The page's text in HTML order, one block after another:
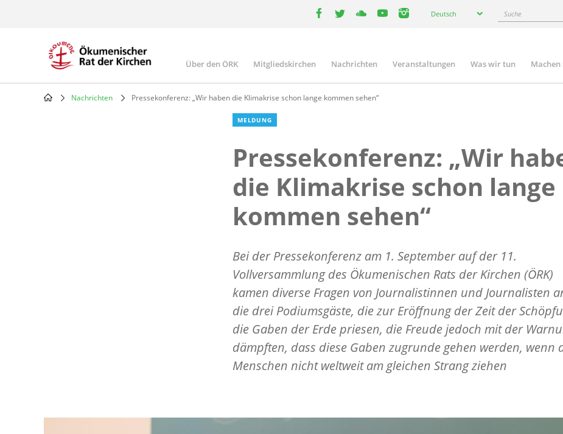
Deutsch Suche
Main
navigation
Über den ÖRK Mitgliedskirchen Nachrichten Veranstaltungen Was wir tun Machen
Nachrichten Pressekonferenz: „Wir haben die Klimakrise schon lange kommen sehen“
MELDUNG
Pressekonferenz: „Wir
die Klimakrise schon lange
kommen sehen“
Bei der Pressekonferenz am 1. September auf der 11.
Vollversammlung des Ökumenischen Rats der Kirchen (ÖRK)
kamen diverse Fragen von Journalistinnen und Journalisten
die drei Podiumsgäste, die zur Eröffnung der Zeit der
die Gaben der Erde priesen, die Freude jedoch mit der
dämpften, dass diese Gaben zugrunde gehen werden, wenn
Menschen nicht weltweit am gleichen Strang ziehen